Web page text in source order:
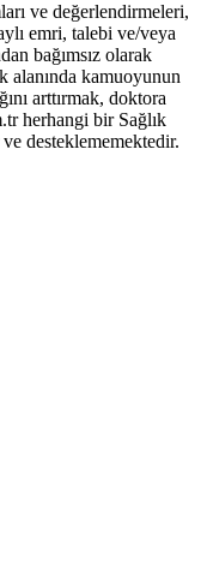
ve değerlendirmeleri,
emri, talebi ve/veya
bağımsız olarak
alanında kamuoyunun
arttırmak, doktora
herhangi bir Sağlık
desteklememektedir.